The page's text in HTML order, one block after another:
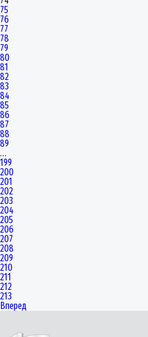
75
76
77
78
79
80
81
82
83
84
85
86
87
88
89
…
199
200
201
202
203
204
205
206
207
208
209
210
211
212
213
Вперед